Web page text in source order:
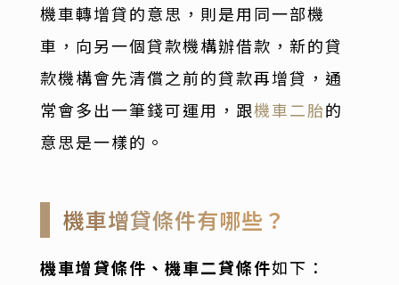
機車轉增貸的意思，則是用同一部機
車，向另一個貸款機構辦借款，新的貸
款機構會先清償之前的貸款再增貸，通
常會多出一筆錢可運用，跟機車二胎的
意思是一樣的。
機車增貸條件有哪些？
機車增貸條件、機車二貸條件如下：